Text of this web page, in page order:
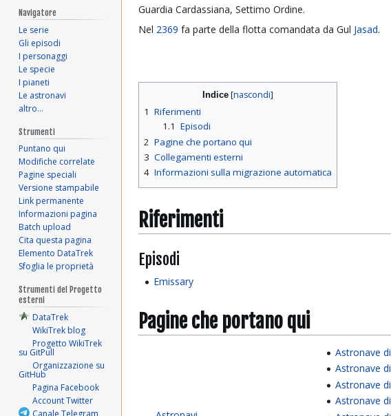
Guardia Cardassiana, Settimo Ordine.
Nel 2369 fa parte della flotta comandata da Gul Jasad.
Indice
1 Riferimenti
1.1 Episodi
2 Pagine che portano qui
3 Collegamenti esterni
4 Informazioni sulla migrazione automatica
Riferimenti
Episodi
Emissary
Pagine che portano qui
Astronave
Astronave
Astronave
Astronave
Navigatore
Le serie
Gli episodi
I personaggi
Le specie
I pianeti
Le astronavi
altro…
Strumenti
Puntano qui
Modifiche correlate
Pagine speciali
Versione stampabile
Link permanente
Informazioni pagina
Batch upload
Cita questa pagina
Elemento DataTrek
Sfoglia le proprietà
Strumenti del Progetto
esterni
DataTrek
WikiTrek blog
Progetto WikiTrek
su GitPull
Organizzazione su
GitHub
Pagina Facebook
Account Twitter